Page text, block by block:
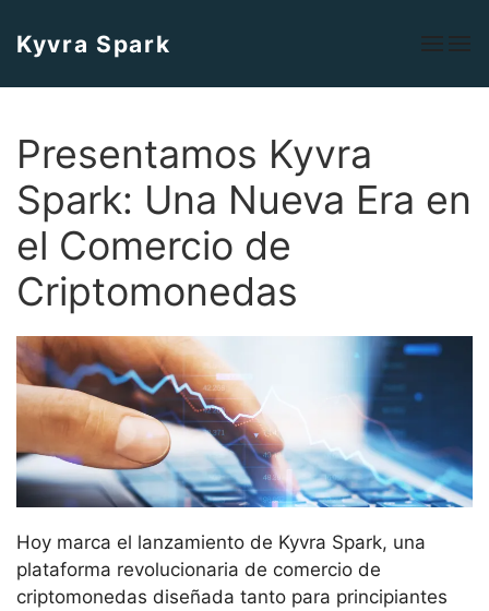
Kyvra Spark
Presentamos Kyvra
Spark: Una Nueva Era en
el Comercio de
Criptomonedas
Hoy marca el lanzamiento de Kyvra Spark, una
plataforma revolucionaria de comercio de
criptomonedas diseñada tanto para principiantes